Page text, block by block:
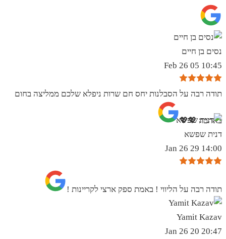
נסים בן חיים
10:45 05 Feb 26
תודה רבה על הסבלנות יחס חם שרות ניפלא שלכם ממליצה בחום
באהבה 💖💖
דנית שפשא
14:00 29 Jan 26
תודה רבה על הליווי ! באמת ספק ארצי לקריינות !
Yamit Kazav
20:47 20 Jan 26